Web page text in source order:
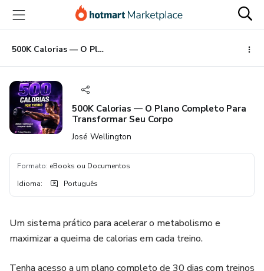
para
conteúdo
principal
para
pagamento
para
rodapé
500K Calorias — O Plano Completo Para Transformar Seu Corpo
500K Calorias — O Plano Completo Para
Transformar Seu Corpo
José Wellington
Formato: eBooks ou Documentos
Idioma: Português
Um sistema prático para acelerar o metabolismo e
maximizar a queima de calorias em cada treino.
Tenha acesso a um plano completo de 30 dias com treinos